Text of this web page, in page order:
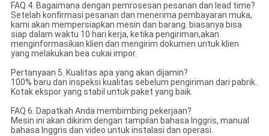
FAQ 4. Bagaimana dengan pemrosesan pesanan dan lead time?
Setelah konfirmasi pesanan dan menerima pembayaran muka,
kami akan mempersiapkan mesin dan barang. biasanya bisa
siap dalam waktu 10 hari kerja, ketika pengiriman,akan
menginformasikan klien dan mengirim dokumen untuk klien
yang melakukan bea cukai impor.
Pertanyaan 5. Kualitas apa yang akan dijamin?
100% baru dan inspeksi kualitas sebelum pengiriman dari pabrik.
Kotak ekspor yang stabil untuk paket yang baik.
FAQ 6. Dapatkah Anda membimbing pekerjaan?
Mesin ini akan dikirim dengan tampilan bahasa Inggris, manual
bahasa Inggris dan video untuk instalasi dan operasi.